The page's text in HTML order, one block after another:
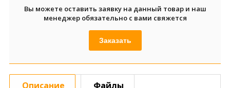
Вы можете оставить заявку на данный товар и наш
менеджер обязательно с вами свяжется
Заказать
Описание Файлы